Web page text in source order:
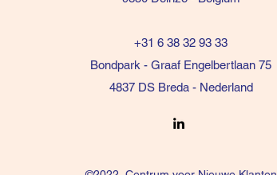
+31 6 38 32 93 33
Bondpark - Graaf Engelbertlaan 75
4837 DS Breda - Nederland